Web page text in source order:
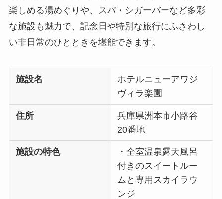
楽しめる湯めぐりや、スパ・シガーバーなど多彩
な施設も魅力で、記念日や特別な旅行にふさわし
い非日常のひとときを堪能できます。
施設名
ホテルニューアワジ
ヴィラ楽園
住所
兵庫県洲本市小路谷
20番地
施設の特色
・全室温泉露天風呂
付きのスイートルー
ムと専用スカイラウ
ンジ